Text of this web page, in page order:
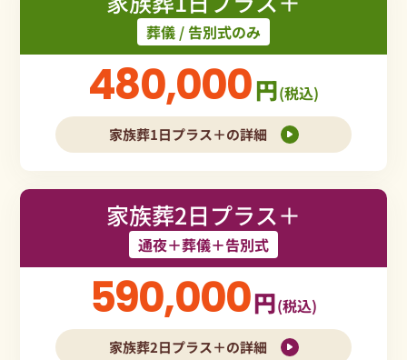
葬儀 / 告別式のみ
480,000円(税込)
家族葬1日プラス＋の詳細
家族葬2日プラス＋
通夜＋葬儀＋告別式
590,000円(税込)
家族葬2日プラス＋の詳細